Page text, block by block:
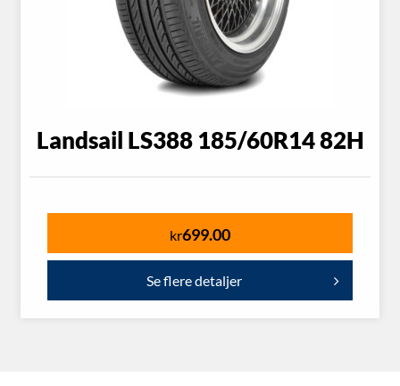
Landsail LS388 185/60R14 82H
kr699.00
Se flere detaljer